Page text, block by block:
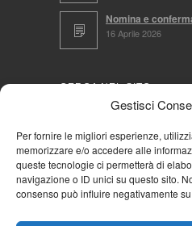
Gestisci
Per fornire le migliori esperienze,
memorizzare e/o accedere alle
queste tecnologie ci permetterà di
navigazione o ID unici su questo sito.
consenso può influire negativamente
Nomina e
16 Aprile 2026
CERCA NEL SITO
NAVIGA PER
Mappa completa